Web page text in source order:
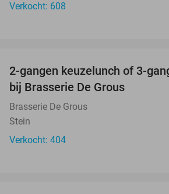
Verkocht: 608
2-gangen keuzelunch of 3-
bij Brasserie De Grous
Brasserie De Grous
Stein
Verkocht: 404